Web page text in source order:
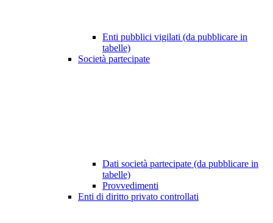
Enti pubblici vigilati (da pubblicare in
tabelle)
Società partecipate
Dati società partecipate (da pubblicare in
tabelle)
Provvedimenti
Enti di diritto privato controllati